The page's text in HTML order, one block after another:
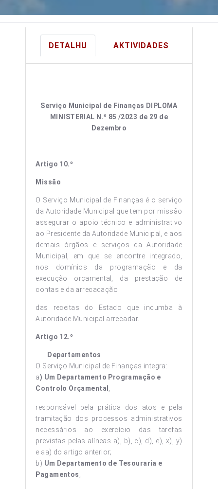
DETALHU AKTIVIDADES
Serviço Municipal de Finanças DIPLOMA
MINISTERIAL N.º 85 /2023 de 29 de
Dezembro
Artigo 10.º
Missão
O Serviço Municipal de Finanças é o serviço
da Autoridade Municipal que tem por missão
assegurar o apoio técnico e administrativo
ao Presidente da Autoridade Municipal, e aos
demais órgãos e serviços da Autoridade
Municipal, em que se encontre integrado,
nos domínios da programação e da
execução orçamental, da prestação de
contas e da arrecadação
das receitas do Estado que incumba à
Autoridade Municipal arrecadar.
Artigo 12.º
Departamentos
O Serviço Municipal de Finanças integra:
a) Um Departamento Programação e
Controlo Orçamental
responsável pela prática dos atos e pela
tramitação dos processos administrativos
necessários ao exercício das tarefas
previstas pelas alíneas a), b), c), d), e), x), y)
e aa) do artigo anterior;
b) Um Departamento de Tesouraria e
Pagamentos